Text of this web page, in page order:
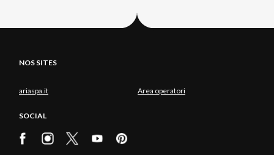
NOS SITES
ariaspa.it Area operatori
SOCIAL